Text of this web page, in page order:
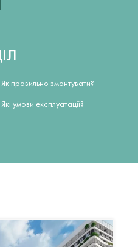
Як правильно змонтувати?
Які умови експлуатації?